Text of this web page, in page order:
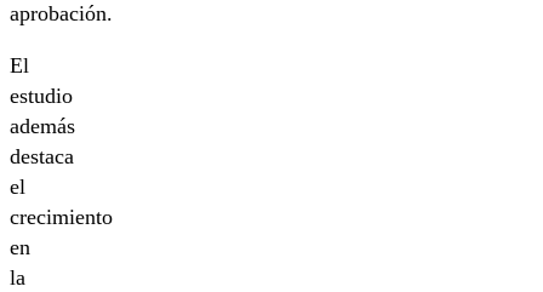
aprobación.
El
estudio
además
destaca
el
crecimiento
en
la